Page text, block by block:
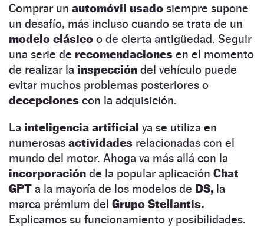
Comprar un automóvil usado siempre supone
un desafío, más incluso cuando se trata de un
modelo clásico o de cierta antigüedad. Seguir
una serie de recomendaciones en el momento
de realizar la inspección del vehículo puede
evitar muchos problemas posteriores o
decepciones con la adquisición.
La inteligencia artificial ya se utiliza en
numerosas actividades relacionadas con el
mundo del motor. Ahoga va más allá con la
incorporación de la popular aplicación Chat
GPT a la mayoría de los modelos de DS, la
marca prémium del Grupo Stellantis.
Explicamos su funcionamiento y posibilidades.